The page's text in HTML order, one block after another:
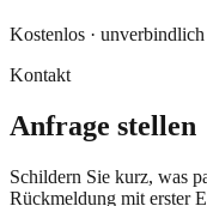
Kostenlos ·
Kontakt
Anfrage stellen
Schildern Sie kurz, was
Rückmeldung mit erster